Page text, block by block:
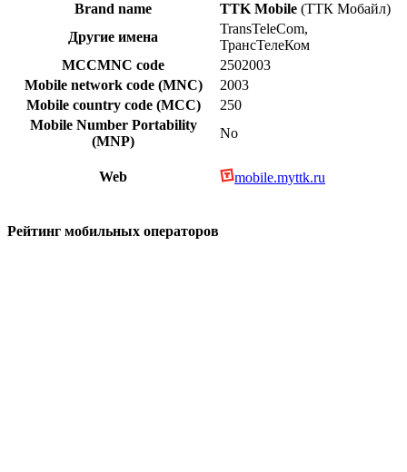
Brand name
TTK Mobile (ТТК Мобайл)
Другие имена
TransTeleCom,
ТрансТелеКом
MCCMNC code
2502003
Mobile network code (MNC)
2003
Mobile country code (MCC)
250
Mobile Number Portability
(MNP)
No
Web mobile.myttk.ru
Рейтинг мобильных операторов